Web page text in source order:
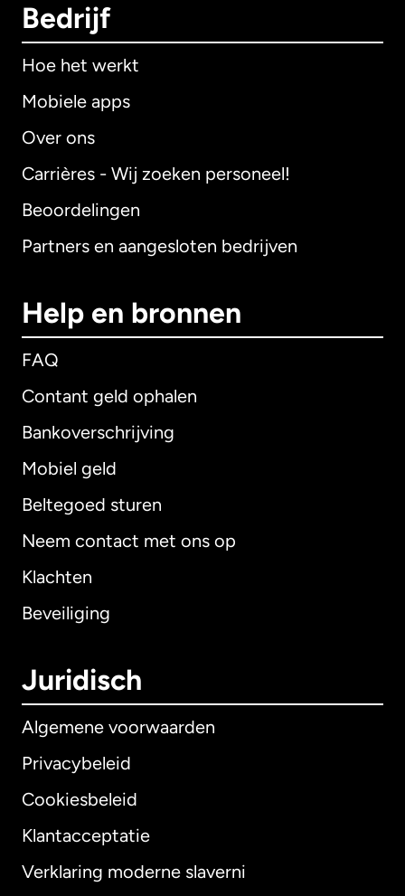
Bedrijf
Hoe het werkt
Mobiele apps
Over ons
Carrières - Wij zoeken personeel!
Beoordelingen
Partners en aangesloten bedrijven
Help en bronnen
FAQ
Contant geld ophalen
Bankoverschrijving
Mobiel geld
Beltegoed sturen
Neem contact met ons op
Klachten
Beveiliging
Juridisch
Algemene voorwaarden
Privacybeleid
Cookiesbeleid
Klantacceptatie
Verklaring moderne slaverni
Internationaal English